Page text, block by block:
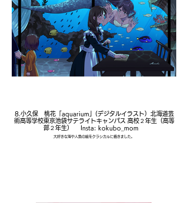
8.小久保 桃花「aquarium」(デジタルイラスト）北海道芸
術高等学校東京池袋サテライトキャンパス 高校２年生（高等
部２年生） Insta: kokubo_mom
大好きな海や人魚の絵をクラシカルに描きました。